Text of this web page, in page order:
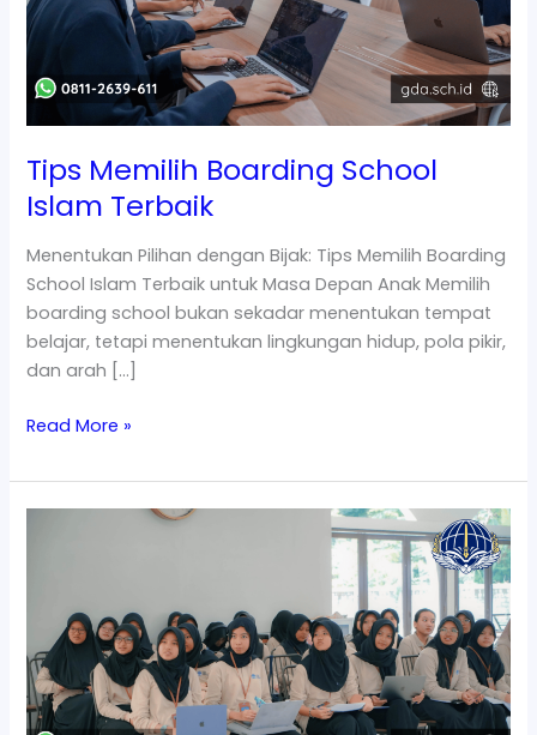
Tips Memilih Boarding School
Islam Terbaik
Menentukan Pilihan dengan Bijak: Tips Memilih Boarding
School Islam Terbaik untuk Masa Depan Anak Memilih
boarding school bukan sekadar menentukan tempat
belajar, tetapi menentukan lingkungan hidup, pola pikir,
dan arah […]
Terbaik
Read More »
Madrasah
Diniyah
Takmiliyah